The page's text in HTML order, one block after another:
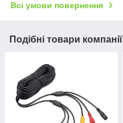
Всі умови повернення
Подібні товари компанії